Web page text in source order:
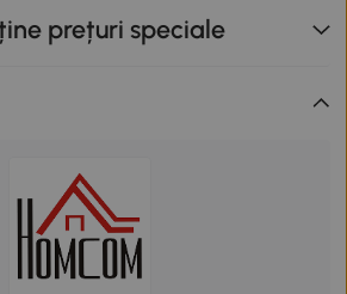
prețuri speciale